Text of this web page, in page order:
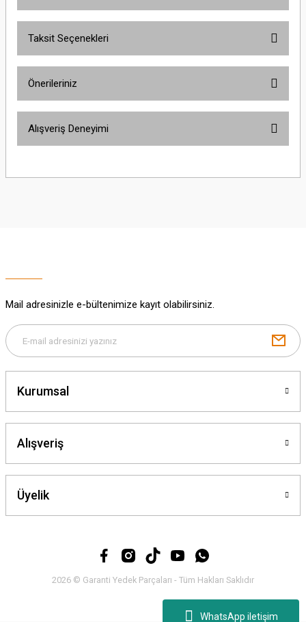
WhatsApp iletişim
Taksit Seçenekleri
Önerileriniz
yetersiz gördüğünüz noktaları öneri formunu kullanarak tarafımıza
Gönder
Alışveriş Deneyimi
Mail adresinizle e-bültenimize kayıt olabilirsiniz.
Kurumsal
Alışveriş
Üyelik
2026 © Garanti Yedek Parçaları - Tüm Hakları Saklıdır